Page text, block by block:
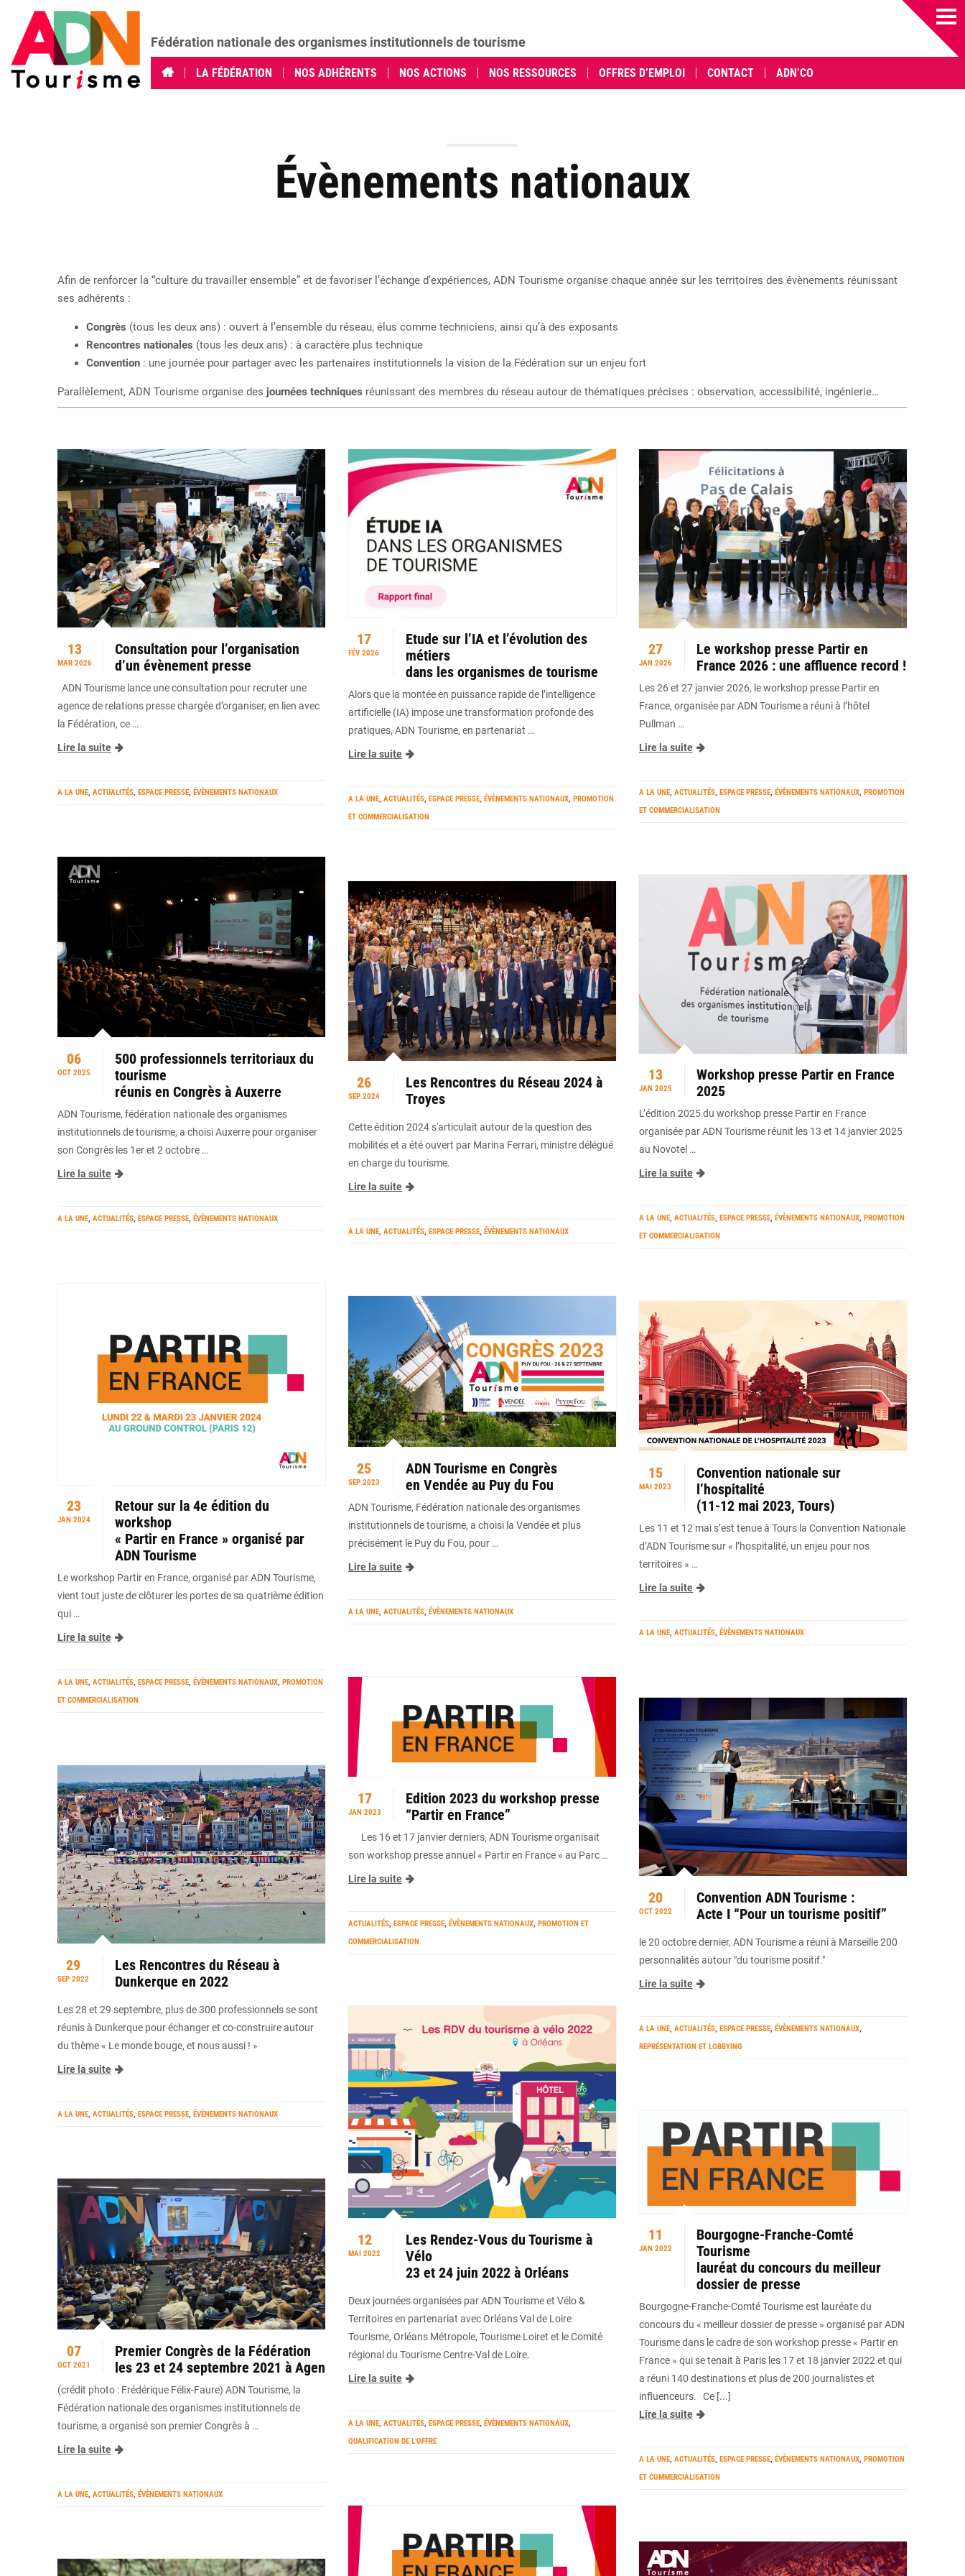
Fédération nationale des organismes institutionnels de tourisme
LA FÉDÉRATION NOS ADHÉRENTS NOS ACTIONS NOS RESSOURCES OFFRES D’EMPLOI CONTACT ADN’CO
Évènements nationaux
Afin de renforcer la “culture du travailler ensemble” et de favoriser l’échange d’expériences, ADN Tourisme organise chaque année sur les territoires des évènements réunissant
ses adhérents :
Congrès (tous les deux ans) : ouvert à l’ensemble du réseau, élus comme techniciens, ainsi qu’à des exposants
Rencontres nationales (tous les deux ans) : à caractère plus technique
Convention : une journée pour partager avec les partenaires institutionnels la vision de la Fédération sur un enjeu fort
Parallèlement, ADN Tourisme organise des journées techniques réunissant des membres du réseau autour de thématiques précises : observation, accessibilité, ingénierie…
13
MAR 2026
Consultation pour l’organisation
d’un évènement presse
ADN Tourisme lance une consultation pour recruter une
agence de relations presse chargée d’organiser, en lien avec
la Fédération, ce …
Lire la suite
A LA UNE, ACTUALITÉS, ESPACE PRESSE, ÉVÈNEMENTS NATIONAUX
17
FÉV 2026
Etude sur l’IA et l’évolution des
métiers
dans les organismes de tourisme
Alors que la montée en puissance rapide de l’intelligence
artificielle (IA) impose une transformation profonde des
pratiques, ADN Tourisme, en partenariat …
Lire la suite
A LA UNE, ACTUALITÉS, ESPACE PRESSE, ÉVÈNEMENTS NATIONAUX, PROMOTION
ET COMMERCIALISATION
27
JAN 2026
Le workshop presse Partir en
France 2026 : une affluence record !
Les 26 et 27 janvier 2026, le workshop presse Partir en
France, organisée par ADN Tourisme a réuni à l’hôtel
Pullman …
Lire la suite
A LA UNE, ACTUALITÉS, ESPACE PRESSE, ÉVÈNEMENTS NATIONAUX, PROMOTION
ET COMMERCIALISATION
06
OCT 2025
500 professionnels territoriaux du
tourisme
réunis en Congrès à Auxerre
ADN Tourisme, fédération nationale des organismes
institutionnels de tourisme, a choisi Auxerre pour organiser
son Congrès les 1er et 2 octobre …
Lire la suite
A LA UNE, ACTUALITÉS, ESPACE PRESSE, ÉVÈNEMENTS NATIONAUX
13
JAN 2025
Workshop presse Partir en France
2025
L’édition 2025 du workshop presse Partir en France
organisée par ADN Tourisme réunit les 13 et 14 janvier 2025
au Novotel …
Lire la suite
A LA UNE, ACTUALITÉS, ESPACE PRESSE, ÉVÈNEMENTS NATIONAUX, PROMOTION
ET COMMERCIALISATION
26
SEP 2024
Les Rencontres du Réseau 2024 à
Troyes
Cette édition 2024 s'articulait autour de la question des
mobilités et a été ouvert par Marina Ferrari, ministre délégué
en charge du tourisme.
Lire la suite
A LA UNE, ACTUALITÉS, ESPACE PRESSE, ÉVÈNEMENTS NATIONAUX
23
JAN 2024
Retour sur la 4e édition du
workshop
« Partir en France » organisé par
ADN Tourisme
Le workshop Partir en France, organisé par ADN Tourisme,
vient tout juste de clôturer les portes de sa quatrième édition
qui …
Lire la suite
A LA UNE, ACTUALITÉS, ESPACE PRESSE, ÉVÈNEMENTS NATIONAUX, PROMOTION
ET COMMERCIALISATION
25
SEP 2023
ADN Tourisme en Congrès
en Vendée au Puy du Fou
ADN Tourisme, Fédération nationale des organismes
institutionnels de tourisme, a choisi la Vendée et plus
précisément le Puy du Fou, pour …
Lire la suite
A LA UNE, ACTUALITÉS, ÉVÈNEMENTS NATIONAUX
15
MAI 2023
Convention nationale sur
l’hospitalité
(11-12 mai 2023, Tours)
Les 11 et 12 mai s’est tenue à Tours la Convention Nationale
d’ADN Tourisme sur « l’hospitalité, un enjeu pour nos
territoires » …
Lire la suite
A LA UNE, ACTUALITÉS, ÉVÈNEMENTS NATIONAUX
17
JAN 2023
Edition 2023 du workshop presse
“Partir en France”
Les 16 et 17 janvier derniers, ADN Tourisme organisait
son workshop presse annuel « Partir en France » au Parc …
Lire la suite
ACTUALITÉS ESPACE PRESSE, ÉVÈNEMENTS NATIONAUX PROMOTION ET
COMMERCIALISATION
20
OCT 2022
Convention ADN Tourisme :
Acte I “Pour un tourisme positif”
le 20 octobre dernier, ADN Tourisme a réuni à Marseille 200
personnalités autour "du tourisme positif."
Lire la suite
A LA UNE, ACTUALITÉS, ESPACE PRESSE, ÉVÈNEMENTS NATIONAUX,
REPRÉSENTATION ET LOBBYING
29
SEP 2022
Les Rencontres du Réseau à
Dunkerque en 2022
Les 28 et 29 septembre, plus de 300 professionnels se sont
réunis à Dunkerque pour échanger et co-construire autour
du thème « Le monde bouge, et nous aussi ! »
Lire la suite
A LA UNE, ACTUALITÉS, ESPACE PRESSE, ÉVÈNEMENTS NATIONAUX
12
MAI 2022
Les Rendez-Vous du Tourisme à
Vélo
23 et 24 juin 2022 à Orléans
Deux journées organisées par ADN Tourisme et Vélo &
Territoires en partenariat avec Orléans Val de Loire
Tourisme, Orléans Métropole, Tourisme Loiret et le Comité
régional du Tourisme Centre-Val de Loire.
Lire la suite
A LA UNE, ACTUALITÉS, ESPACE PRESSE, ÉVÈNEMENTS NATIONAUX,
QUALIFICATION DE L’OFFRE
11
JAN 2022
Bourgogne-Franche-Comté
Tourisme
lauréat du concours du meilleur
dossier de presse
Bourgogne-Franche-Comté Tourisme est lauréate du
concours du « meilleur dossier de presse » organisé par ADN
Tourisme dans le cadre de son workshop presse « Partir en
France » qui se tenait à Paris les 17 et 18 janvier 2022 et qui
a réuni 140 destinations et plus de 200 journalistes et
influenceurs. Ce [...]
Lire la suite
A LA UNE, ACTUALITÉS, ESPACE PRESSE, ÉVÈNEMENTS NATIONAUX, PROMOTION
ET COMMERCIALISATION
07
OCT 2021
Premier Congrès de la Fédération
les 23 et 24 septembre 2021 à Agen
(crédit photo : Frédérique Félix-Faure) ADN Tourisme, la
Fédération nationale des organismes institutionnels de
tourisme, a organisé son premier Congrès à …
Lire la suite
A LA UNE, ACTUALITÉS, ÉVÈNEMENTS NATIONAUX